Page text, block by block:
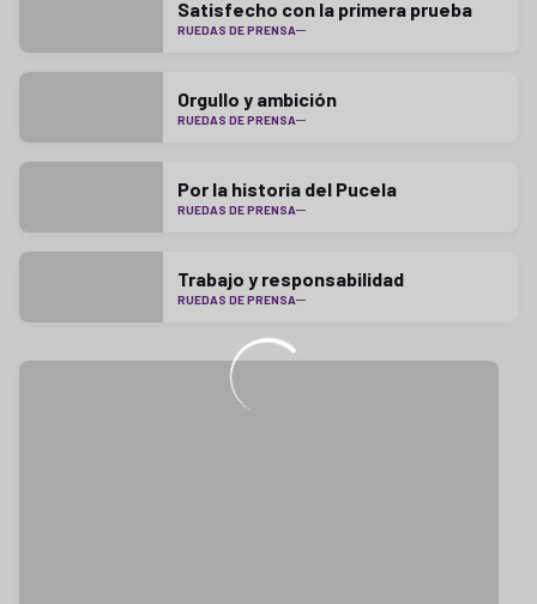
Satisfecho con la primera prueba
RUEDAS DE PRENSA
Orgullo y ambición
RUEDAS DE PRENSA
Por la historia del Pucela
RUEDAS DE PRENSA
Trabajo y responsabilidad
RUEDAS DE PRENSA